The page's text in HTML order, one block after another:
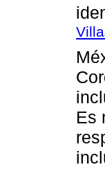
Es